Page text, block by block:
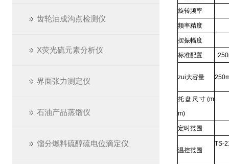
齿轮油成沟点检测仪
X荧光硫元素分析仪
界面张力测定仪
石油产品蒸馏仪
馏分燃料硫醇硫电位滴定仪
旋转频率
频率精度
摆振幅度
标准配置
zui大容量
托盘尺寸(m
m)
定时范围
温控范围
TS-